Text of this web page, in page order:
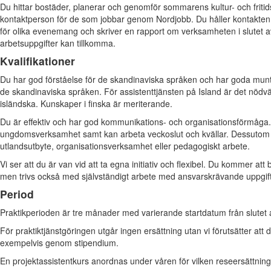
Du hittar bostäder, planerar och genomför sommarens kultur- och
kontaktperson för de som jobbar genom Nordjobb. Du håller
för olika evenemang och skriver en rapport om verksamheten i slutet
arbetsuppgifter kan tillkomma.
Kvalifikationer
Du har god förståelse för de skandinaviska språken och har goda
de skandinaviska språken. För assistenttjänsten på Island är det
isländska. Kunskaper i finska är meriterande.
Du är effektiv och har god kommunikations- och
ungdomsverksamhet samt kan arbeta veckoslut och kvällar.
utlandsutbyte, organisationsverksamhet eller pedagogiskt arbete.
Vi ser att du är van vid att ta egna initiativ och flexibel. Du kommer att
men trivs också med självständigt arbete med ansvarskrävande
Period
Praktikperioden är tre månader med varierande startdatum från
För praktiktjänstgöringen utgår ingen ersättning utan vi förutsätter att
exempelvis genom stipendium.
En projektassistentkurs anordnas under våren för vilken